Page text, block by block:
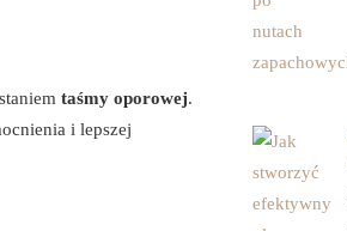
taśmy oporowej.
i lepszej